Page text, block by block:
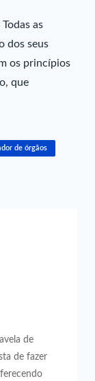
as
dos seus
os princípios
que
de órgãos
de
de fazer